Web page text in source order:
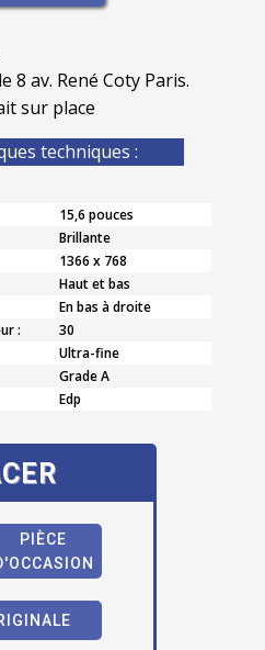
8 av. René Coty Paris.
sur place
techniques :
15,6 pouces
Brillante
1366 x 768
Haut et bas
En bas à droite
:
30
Ultra-fine
Grade A
Edp
PIÈCE